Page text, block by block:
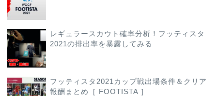
レギュラースカウト確率分析！フッティスタ
2021の排出率を暴露してみる
フッティスタ2021カップ戦出場条件＆クリア
報酬まとめ［ FOOTISTA ］